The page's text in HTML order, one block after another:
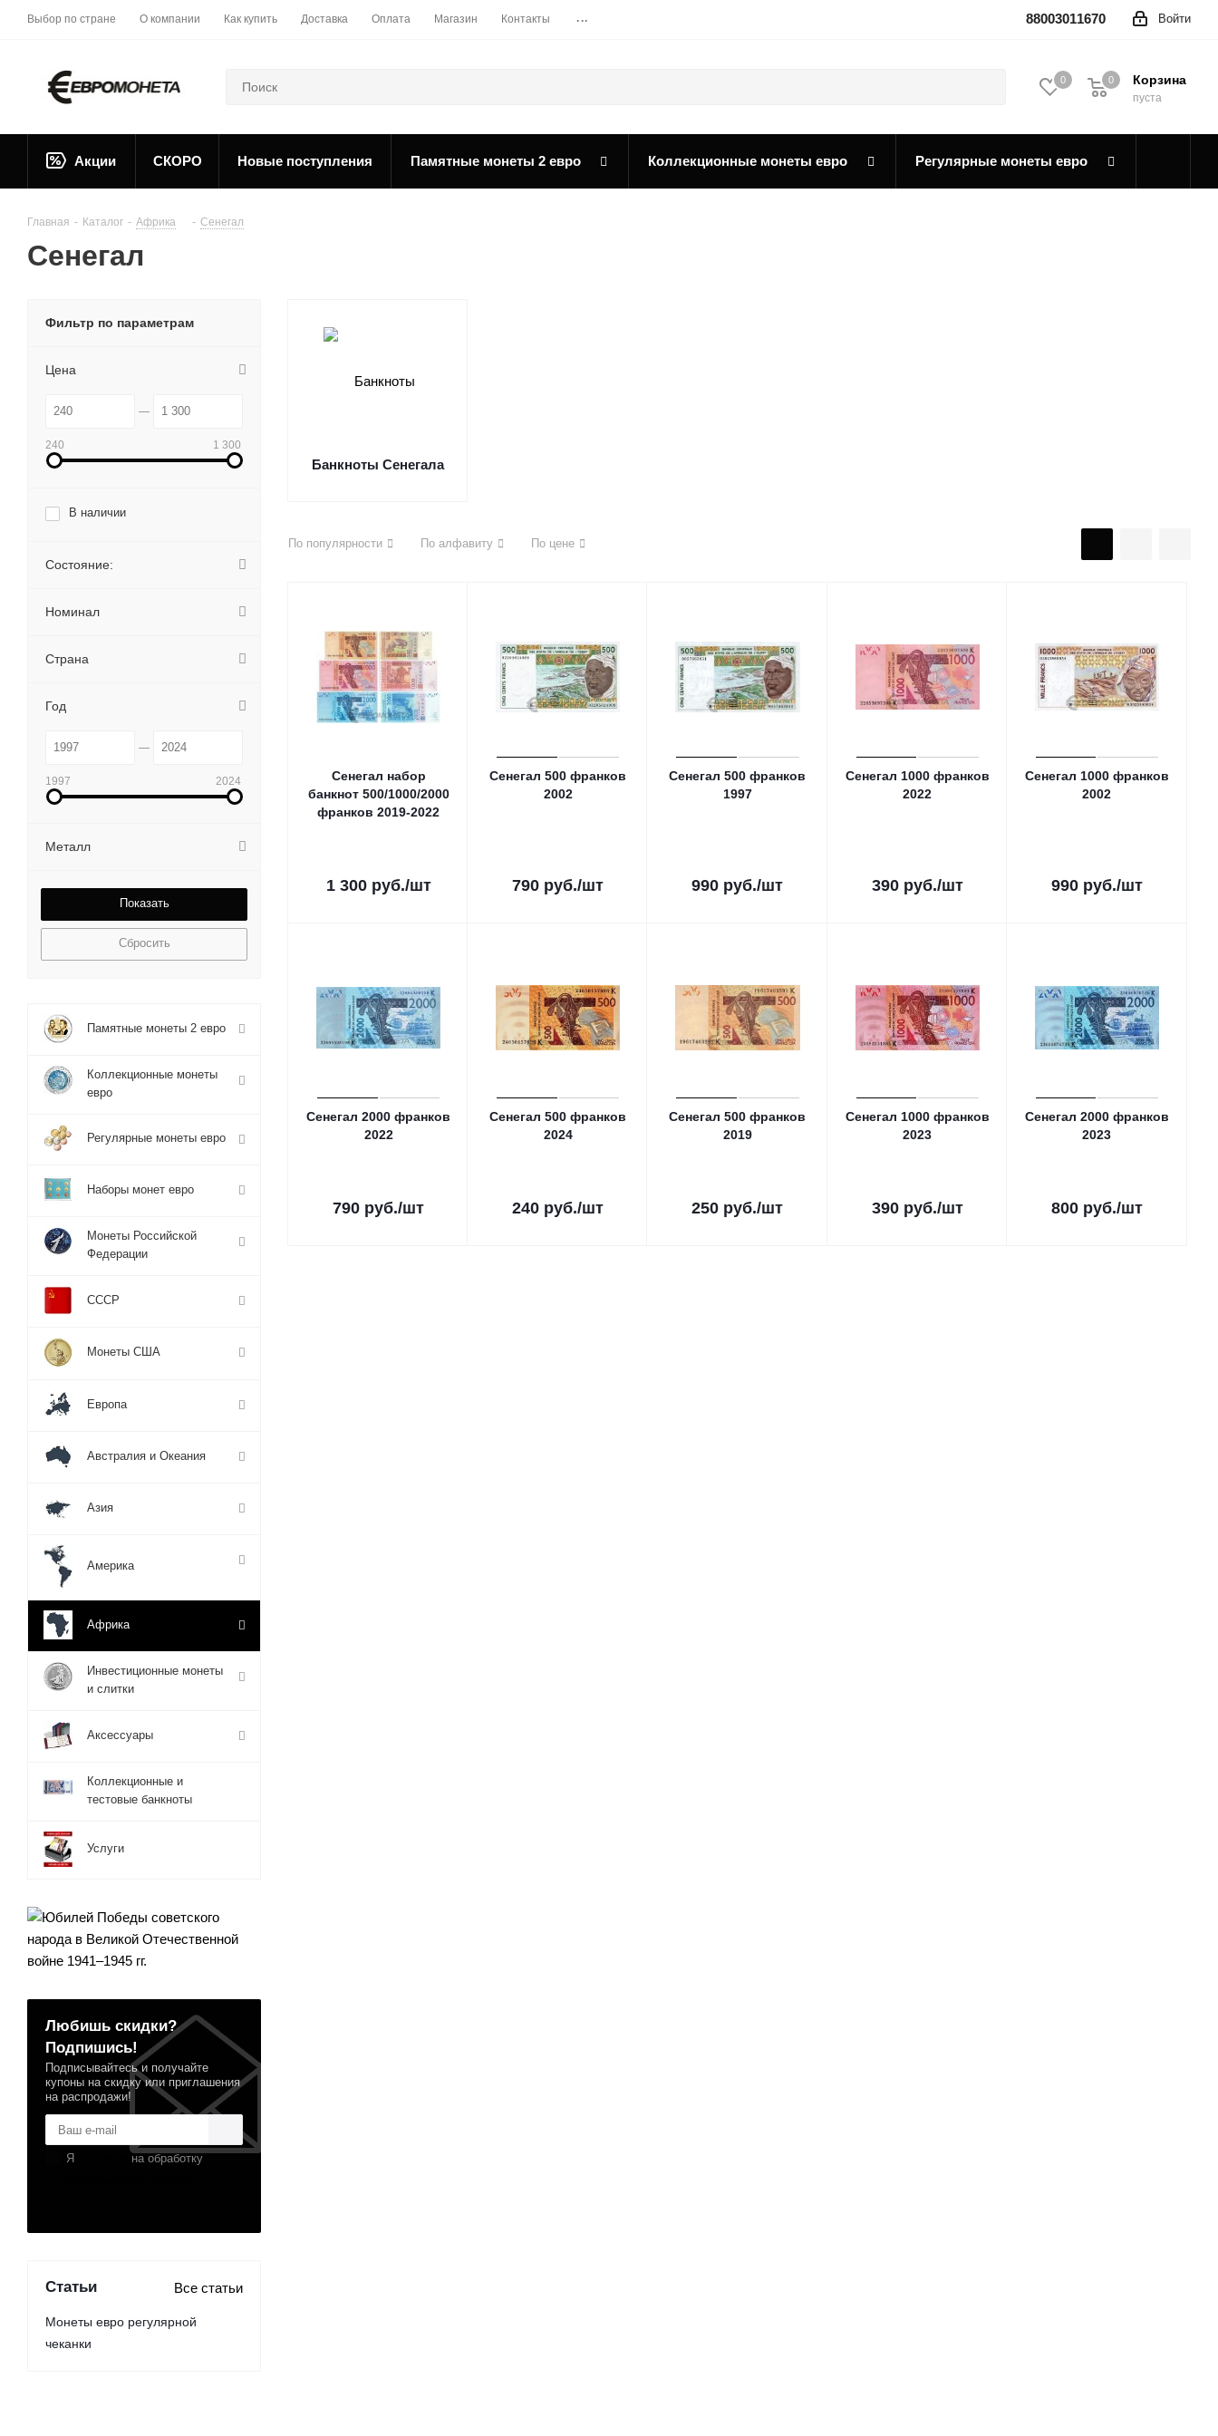
Выбор по стране О компании Как купить Доставка Оплата Магазин Контакты ... Войти
88003011670
0 Корзина
0
пуста
0
Акции СКОРО Новые поступления Памятные монеты 2 евро Коллекционные монеты евро Регулярные монеты евро
Главная - Каталог - Африка - Сенегал
Сенегал
Банкноты Сенегала
По популярности По алфавиту По цене
Сенегал набор
банкнот 500/1000/2000
франков 2019-2022
1 300руб./шт
Сенегал 500 франков
2002
790 руб./шт
Сенегал 500 франков
1997
990 руб./шт
Сенегал 1000 франков
2022
390руб./шт
Сенегал 1000 франков
2002
990руб./шт
Сенегал 2000 франков
2022
790 руб./шт
Сенегал 500 франков
2024
240 руб./шт
Сенегал 500 франков
2019
250 руб./шт
Сенегал 1000 франков
2023
390руб./шт
Сенегал 2000 франков
2023
800руб./шт
Фильтр по параметрам
Цена
240 1 300
В наличии
Состояние:
Номинал
Страна
Год
1997 2024
Металл
Сбросить
Памятные монеты 2 евро
Коллекционные монеты
евро
Регулярные монеты евро
Наборы монет евро
Монеты Российской
Федерации
СССР
Монеты США
Европа
Австралия и Океания
Азия
Америка
Африка
Инвестиционные монеты
и слитки
Аксессуары
Коллекционные и
тестовые банкноты
Услуги
Любишь скидки?
Подпишись!
Подписывайтесь и получайте
купоны на скидку или приглашения
на распродажи!
Я
на обработку
Статьи Все статьи
Монеты евро регулярной
чеканки